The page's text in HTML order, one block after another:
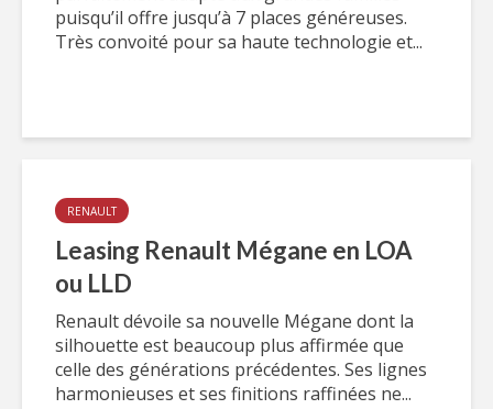
puisqu’il offre jusqu’à 7 places généreuses.
Très convoité pour sa haute technologie et...
RENAULT
Leasing Renault Mégane en LOA
ou LLD
Renault dévoile sa nouvelle Mégane dont la
silhouette est beaucoup plus affirmée que
celle des générations précédentes. Ses lignes
harmonieuses et ses finitions raffinées ne...